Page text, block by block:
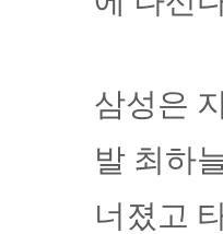
삼성은
발 최하
너졌고